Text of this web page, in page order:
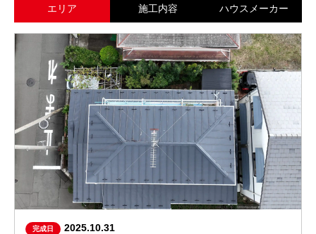
エリア 施工内容 ハウスメーカー
完成日 2025.10.31